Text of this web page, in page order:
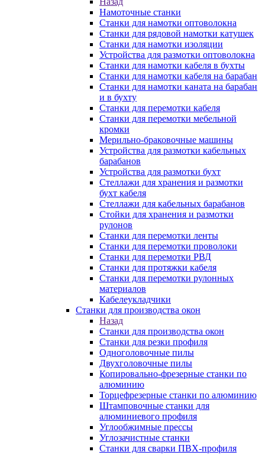
Намоточные станки
Станки для намотки оптоволокна
Станки для рядовой намотки катушек
Станки для намотки изоляции
Устройства для размотки оптоволокна
Станки для намотки кабеля в бухты
Станки для намотки кабеля на барабан
Станки для намотки каната на барабан
и в бухту
Станки для перемотки кабеля
Станки для перемотки мебельной
кромки
Мерильно-браковочные машины
Устройства для размотки кабельных
барабанов
Устройства для размотки бухт
Стеллажи для хранения и размотки
бухт кабеля
Стеллажи для кабельных барабанов
Стойки для хранения и размотки
рулонов
Станки для перемотки ленты
Станки для перемотки проволоки
Станки для перемотки РВД
Станки для протяжки кабеля
Станки для перемотки рулонных
материалов
Кабелеукладчики
Станки для производства окон
Назад
Станки для производства окон
Станки для резки профиля
Одноголовочные пилы
Двухголовочные пилы
Копировально-фрезерные станки по
алюминию
Торцефрезерные станки по алюминию
Штамповочные станки для
алюминиевого профиля
Углообжимные прессы
Углозачистные станки
Станки для сварки ПВХ-профиля